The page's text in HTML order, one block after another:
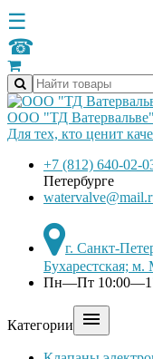
☰
☎
ООО "ТД Ватервальве"
Для тех, кто ценит
+7 (812) 640-02-
Петербурге
г. Санкт-
Бухарестская;
Пн—Пт
Категории 